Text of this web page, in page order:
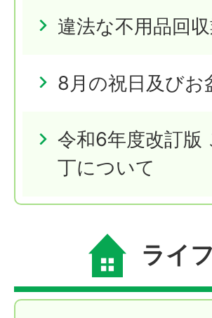
違法な不用品回
8月の祝日及びお
令和6年度改訂版
丁について
ライ